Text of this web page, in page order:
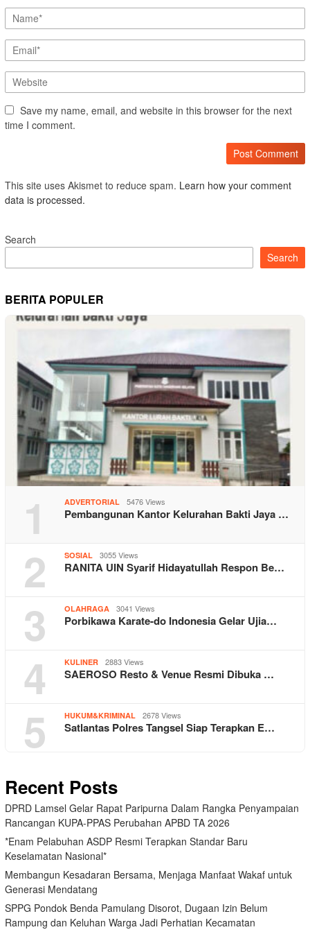
Save my name, email, and website in this browser for the next
time I comment.
This site uses Akismet to reduce spam. Learn how your comment
data is processed.
Search
Search
BERITA POPULER
1 ADVERTORIAL 5476 Views
Pembangunan Kantor Kelurahan Bakti Jaya …
2 SOSIAL 3055 Views
RANITA UIN Syarif Hidayatullah Respon Be…
3 OLAHRAGA 3041 Views
Porbikawa Karate-do Indonesia Gelar Ujia…
4 KULINER 2883 Views
SAEROSO Resto & Venue Resmi Dibuka …
5 HUKUM&KRIMINAL 2678 Views
Satlantas Polres Tangsel Siap Terapkan E…
Recent Posts
DPRD Lamsel Gelar Rapat Paripurna Dalam Rangka Penyampaian
Rancangan KUPA-PPAS Perubahan APBD TA 2026
*Enam Pelabuhan ASDP Resmi Terapkan Standar Baru
Keselamatan Nasional*
Membangun Kesadaran Bersama, Menjaga Manfaat Wakaf untuk
Generasi Mendatang
SPPG Pondok Benda Pamulang Disorot, Dugaan Izin Belum
Rampung dan Keluhan Warga Jadi Perhatian Kecamatan